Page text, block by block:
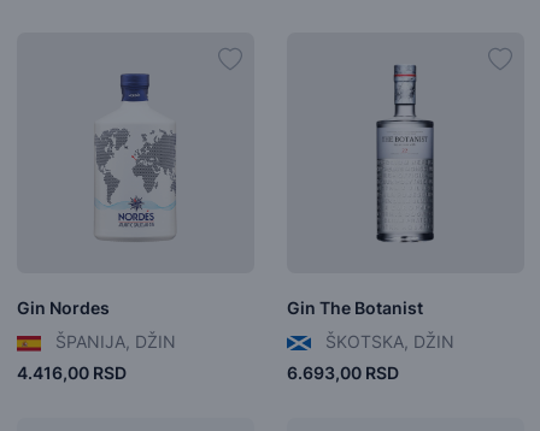
Gin Nordes
ŠPANIJA, DŽIN
4.416,00 RSD
Gin The Botanist
ŠKOTSKA, DŽIN
6.693,00 RSD